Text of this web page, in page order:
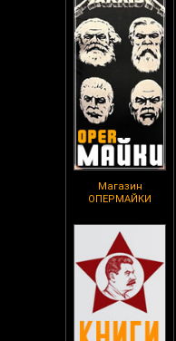
Магазин
ОПЕРМАЙКИ